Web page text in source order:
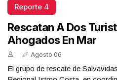
Reporte 4
Rescatan A Dos
Ahogados En Mar
Agosto 06
El grupo de rescate de